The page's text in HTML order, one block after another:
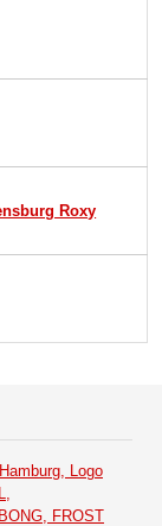
Roxy
Logo
FROST